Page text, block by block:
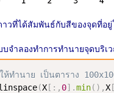
วที่ได้สัมพันธ์กับสีของจุดที่อยู่
จำลองทำการทำนายจุดบริเ
ห้ทำนาย เป็นตาราง
(X [ : , 0] .min( ) ,X [